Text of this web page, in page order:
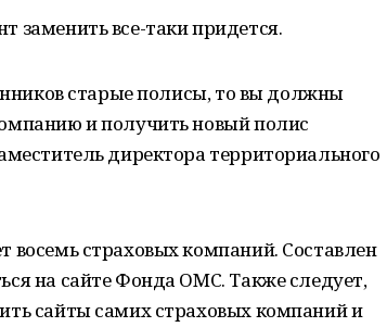
заменить все-таки придется.
старые полисы, то вы должны
и получить новый полис
директора территориального
восемь страховых компаний. Составлен
на сайте Фонда ОМС. Также следует,
сайты самих страховых компаний и